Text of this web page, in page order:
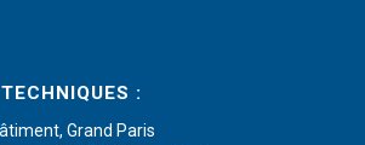
:
Grand Paris